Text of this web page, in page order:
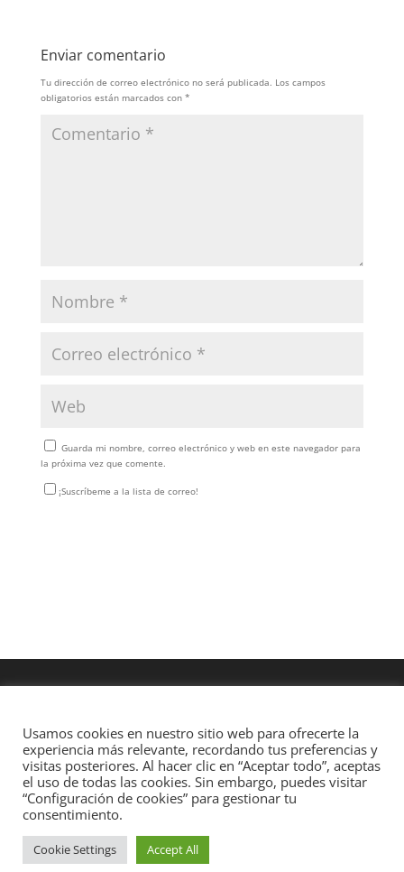
Enviar comentario
Tu dirección de correo electrónico no será publicada. Los campos
obligatorios están marcados con *
Guarda mi nombre, correo electrónico y web en este navegador para
la próxima vez que comente.
¡Suscríbeme a la lista de correo!
Usamos cookies en nuestro sitio web para ofrecerte la
experiencia más relevante, recordando tus preferencias y
visitas posteriores. Al hacer clic en “Aceptar todo”, aceptas
el uso de todas las cookies. Sin embargo, puedes visitar
“Configuración de cookies” para gestionar tu
consentimiento.
Cookie Settings Accept All